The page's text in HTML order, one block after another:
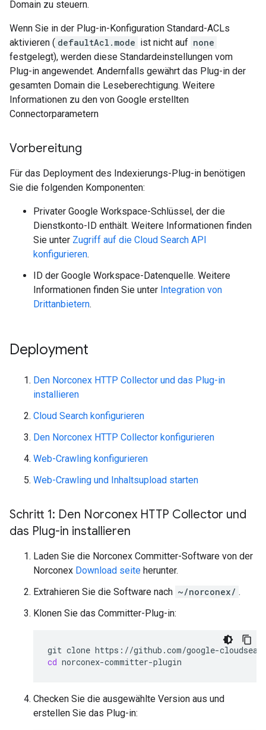
Domain zu steuern.
Wenn Sie in der Plug-in-Konfiguration Standard-ACLs
aktivieren ( defaultAcl.mode ist nicht auf none
festgelegt), werden diese Standardeinstellungen vom
Plug-in angewendet. Andernfalls gewährt das Plug-in der
gesamten Domain die Leseberechtigung. Weitere
Informationen zu den von Google erstellten
Connectorparametern
Vorbereitung
Für das Deployment des Indexierungs-Plug-in benötigen
Sie die folgenden Komponenten:
Privater Google Workspace-Schlüssel, der die
Dienstkonto-ID enthält. Weitere Informationen finden
Sie unter Zugriff auf die Cloud Search API
konfigurieren.
ID der Google Workspace-Datenquelle. Weitere
Informationen finden Sie unter Integration von
Drittanbietern.
Deployment
Den Norconex HTTP Collector und das Plug-in
installieren
Cloud Search konfigurieren
Den Norconex HTTP Collector konfigurieren
Web-Crawling konfigurieren
Web-Crawling und Inhaltsupload starten
Schritt 1: Den Norconex HTTP Collector und
das Plug-in installieren
Laden Sie die Norconex Committer-Software von der
Norconex Download seite herunter.
Extrahieren Sie die Software nach ~/norconex/ .
Klonen Sie das Committer-Plug-in:
git clone
cd
Checken Sie die ausgewählte Version aus und
erstellen Sie das Plug-in: